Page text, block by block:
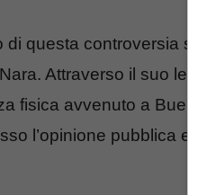
di questa controversia si
Attraverso il suo
fisica avvenuto a
l’opinione pubblica e